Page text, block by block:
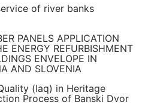
of river banks
PANELS APPLICATION
ENERGY REFURBISHMENT
ENVELOPE IN
AND SLOVENIA
(Iaq) in Heritage
Process of Banski Dvor